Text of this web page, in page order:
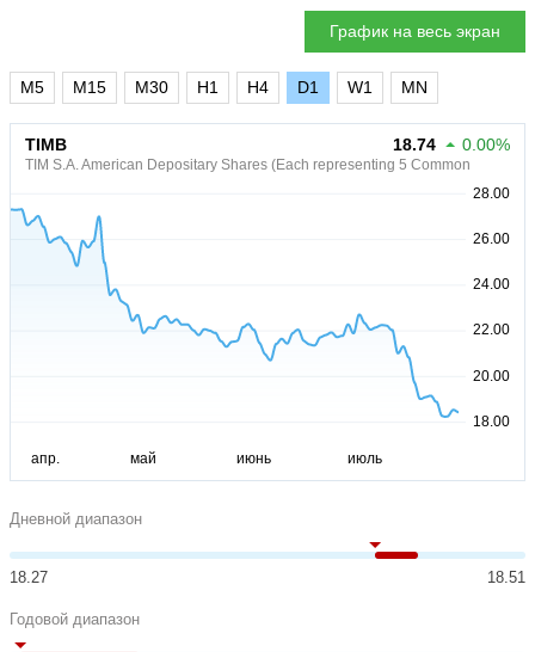
График на весь экран
M5 M15 M30 H1 H4 D1 W1 MN
TIMB
TIM S.A. American Depositary Shares (Each representing 5 Common
18.74 0.00%
Дневной диапазон
18.27 18.51
Годовой диапазон